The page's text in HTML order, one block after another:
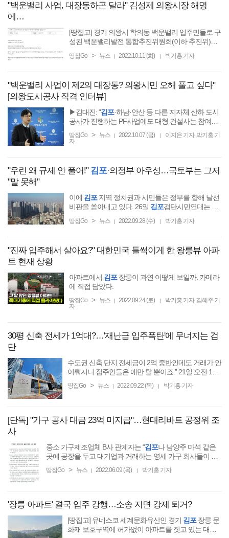
"백운밸리 사업, 대장동하곤 달라" 김성제 의왕시장 해명
에…
[땅집고] 경기 의왕시 학의동 백운밸리 입주민들로 구
성된 백운밸리발전 통합추진위원회(이하 추진위)가
왕시장의 지난 6일기자회견
땅집Go > 뉴스 | 2022.10.11 (화) | 박기홍 기자
"백운밸리 사업이 제2의 대장동? 의왕시민 오해 풀고 싶다"
[의왕도시공사 직격 인터뷰]
▶김대진: “김포·하남·안산 등 다른 지자체 산하 도시
공사가 진행하는 PF사업에도 대형 건설사는 참여하
땅집Go > 뉴스 | 2022.10.07 (금) |
이지은 기자 ,박기홍 기
자
"우린 왜 규제 안 풀어!" 김포·의정부 아우성…국토부는 그저
"말 못해"
이에 김포 지역 정치권과 시민들은 정부를 향해 날선
비판을 쏟아내고 있다. 26일 김포검단시민연대는 성
은 지역”이라며 “규제 ...
땅집Go > 뉴스 | 2022.09.28 (수) | 박기홍 기자
"진짜 입주해서 살아요?" 대한민국 들썩이게 한 왕릉뷰 아파
트 현재 상황
아파트에서 김포 장릉이 과연 어떻게 보일까. 카메라
에 직접 담았다.
땅집Go > 뉴스 | 2022.09.24 (토) |
박기홍 기자 ,김혜주 기
자
30평 신축 전세가 1억대?…'재난급 입주폭탄'에 무너지는 검
단
수도권 신축 단지 전세금이 2억 중반인데도 거래가 안
이뤄지니 집주인들은 애만 탈 뿐이죠.” 21일 오전 10
20분가량 이동하니
땅집Go > 뉴스 | 2022.09.22 (목) | 박기홍 기자
[단독] "가구 공사 대금 23억 미지급"…현대리바트 공정위 조
사
중소 가구제조업체 B사 관계자는 “김포나 남양주 마석 같은
곳에 공장을 두고 대기업과 거래하는 영세 가구 회사들이 모
다”며
땅집Go > 뉴스 | 2022.06.09 (목) | 박기홍 기자
'장릉 아파트' 결국 입주 강행…소송 지면 강제 퇴거?
[땅집고] 유네스코 세계문화유산인 경기 김포장릉 문
화재 보호구역에 허가없이 아파트를 짓고 있는 대방